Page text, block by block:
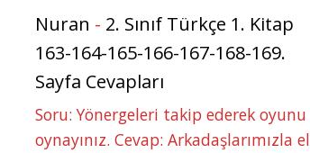
Nuran - 2. Sınıf Türkçe 1. Kitap
163-164-165-166-167-168-169.
Sayfa Cevapları
Soru: Yönergeleri takip ederek oyunu
oynayınız. Cevap: Arkadaşlarımızla el